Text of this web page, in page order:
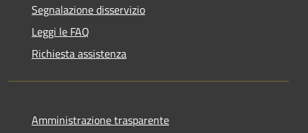
Segnalazione disservizio
Leggi le FAQ
Richiesta assistenza
Amministrazione trasparente